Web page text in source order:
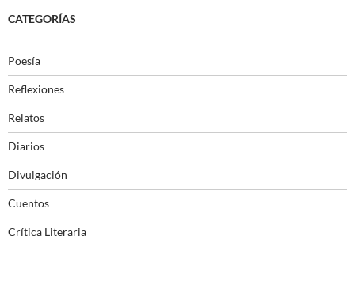
CATEGORÍAS
Poesía
Reflexiones
Relatos
Diarios
Divulgación
Cuentos
Crítica Literaria